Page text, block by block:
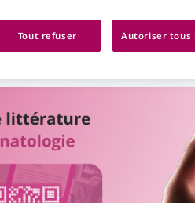
à vos critères
Tout refuser Autoriser tous